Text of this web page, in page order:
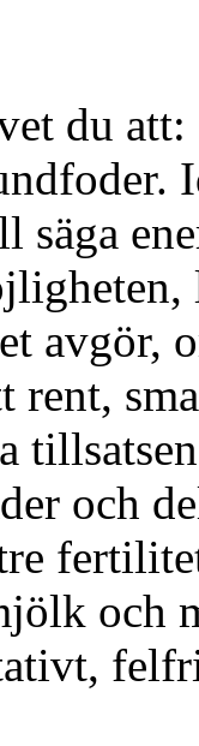
du
säga
avgör,
rent,
och
och